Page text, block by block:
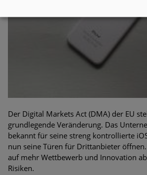
Der Digital Markets Act (DMA) der EU
grundlegende Veränderung. Das
bekannt für seine streng kontrollierte
nun seine Türen für Drittanbieter
auf mehr Wettbewerb und Innovation
Risiken.